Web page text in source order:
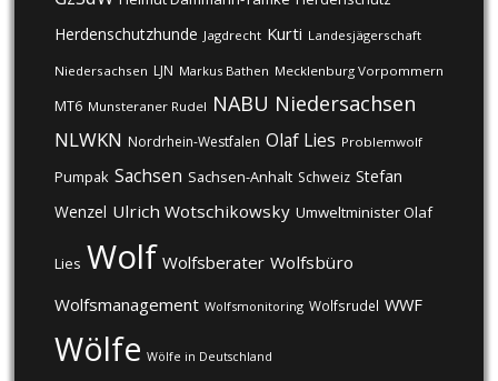
Herdenschutzhunde Jagdrecht Kurti Landesjägerschaft
Niedersachsen LJN Markus Bathen Mecklenburg Vorpommern
MT6 Munsteraner Rudel NABU Niedersachsen
NLWKN Nordrhein-Westfalen Olaf Lies Problemwolf
Pumpak Sachsen Sachsen-Anhalt Schweiz Stefan
Wenzel Ulrich Wotschikowsky Umweltminister Olaf
Lies Wolf Wolfsberater Wolfsbüro
Wolfsmanagement Wolfsmonitoring Wolfsrudel WWF
Wölfe Wölfe in Deutschland